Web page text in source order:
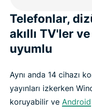
Telefonlar,
akıllı TV'ler
uyumlu
Aynı anda 14 cihazı
yayınları izkerken
koruyabilir ve Android